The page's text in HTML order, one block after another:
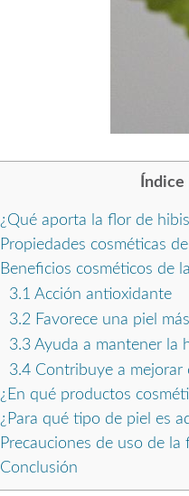
Índice
¿Qué aporta la flor de
Propiedades cosméticas
Beneficios cosméticos de
3.1 Acción antioxidante
3.2 Favorece una piel
3.3Ayuda a mantener la
3.4Contribuye a mejorar
¿En qué productos
¿Para qué tipo de piel es
Precauciones de uso de
Conclusión